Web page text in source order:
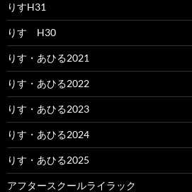
りすH31
りす H30
りす・あひる2021
りす・あひる2022
りす・あひる2023
りす・あひる2024
りす・あひる2025
アフタースクールライラック